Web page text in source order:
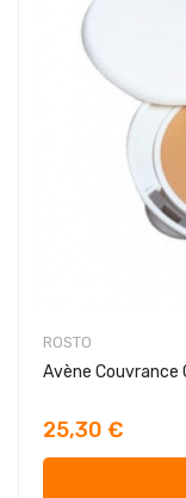
ROSTO
25,30 €